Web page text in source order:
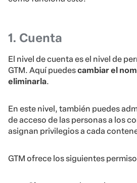
1. Cuenta
El nivel de cuenta es el nivel de
GTM. Aquí puedescambiar el
eliminarla.
En este nivel, también puedes
de acceso de las personas a los
asignan privilegios a cada
GTM ofrece los siguientes